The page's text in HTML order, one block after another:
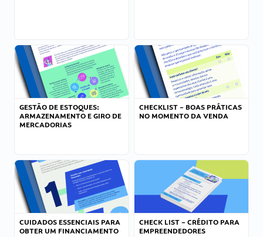
GESTÃO DE ESTOQUES:
ARMAZENAMENTO E GIRO DE
MERCADORIAS
CHECKLIST – BOAS PRÁTICAS
NO MOMENTO DA VENDA
CUIDADOS ESSENCIAIS PARA
OBTER UM FINANCIAMENTO
CHECK LIST – CRÉDITO PARA
EMPREENDEDORES